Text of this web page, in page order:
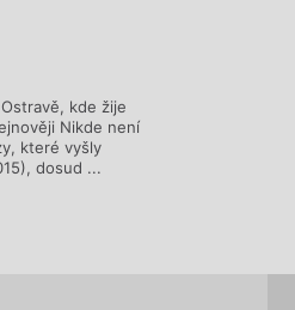
kde žije
Nikde není
které vyšly
dosud ...